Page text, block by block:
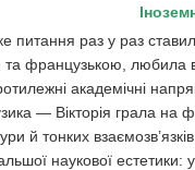
питання раз у раз
та французькою,
академічні
— Вікторія грала
й тонких
наукової